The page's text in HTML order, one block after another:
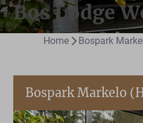
Bos Lodge
Home Bospark
Bospark Markelo